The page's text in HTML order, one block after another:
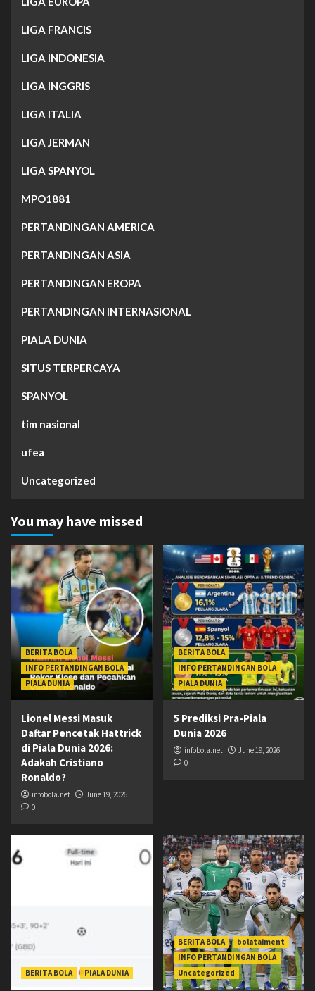
LIGA FRANCIS
LIGA INDONESIA
LIGA INGGRIS
LIGA ITALIA
LIGA JERMAN
LIGA SPANYOL
MPO1881
PERTANDINGAN AMERICA
PERTANDINGAN ASIA
PERTANDINGAN EROPA
PERTANDINGAN INTERNASIONAL
PIALA DUNIA
SITUS TERPERCAYA
SPANYOL
tim nasional
ufea
Uncategorized
You may have missed
BERITA BOLA
INFO PERTANDINGAN BOLA
PIALA DUNIA
Lionel Messi Masuk
Daftar Pencetak Hattrick
di Piala Dunia 2026:
Adakah Cristiano
Ronaldo?
infobola.net
June 19, 2026
0
BERITA BOLA
INFO PERTANDINGAN BOLA
PIALA DUNIA
5 Prediksi Pra-Piala
Dunia 2026
infobola.net
June 19, 2026
0
BERITA BOLA PIALA DUNIA
BERITA BOLA
bolataiment
INFO PERTANDINGAN BOLA
Uncategorized